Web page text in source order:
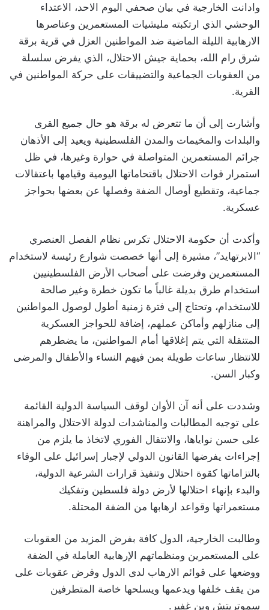
وادانت الخارجية في بيان صحفي اليوم الاحد، الاعتداء
الوحشي الذي ارتكبته مليشيات المستعمرين وعناصرها
الارهابية الليلة الماضية ضد المواطنين العزل في قرية برقة
شرق رام الله، بحماية جيش الاحتلال، الذي يفرض سلسلة
من العقوبات الجماعية والتضييقات على حركة المواطنين في
القرية.
وأشارت إلى أن ما تتعرض له برقة هو حال جميع القرى
والبلدات والمخيمات والمدن الفلسطينية ويعيد إلى الأذهان
جرائم المستعمرين المتواصلة في حوارة وغيرها، في ظل
استمرار قوات الاحتلال باقتحاماتها اليومية وقيامها باعتقالات
جماعية، وتقطيع أوصال الضفة وفصلها عن بعضها بحواجز
عسكرية.
وأكدت أن حكومة الاحتلال تكرس نظام الفصل العنصري
“الابرتهايد”، مشيرة إلى أنها خصصت شوارع رئيسة لاستخدام
المستعمرين وفرضت على أصحاب الأرض الفلسطينيين
استخدام طرق بديلة غالباً ما تكون خطرة وغير صالحة
للاستخدام، وتحتاج إلى فترة زمنية أطول لوصول المواطنين
إلى منازلهم وأماكن عملهم، إضافة للحواجز العسكرية
المتنقلة التي يتم إغلاقها أمام المواطنين، ما يضطرهم
للانتظار ساعات طويلة بمن فيهم النساء والأطفال والمرضى
وكبار السن.
وشددت على أنه آن الأوان لوقف السياسة الدولية القائمة
على توجيه المطالبات والمناشدات لدولة الاحتلال والمراهنة
على حسن نواياها، والانتقال الفوري لاتخاذ ما يلزم من
إجراءات يفرضها القانون الدولي لإجبار إسرائيل على الوفاء
بالتزاماتها كقوة احتلال وتنفيذ قرارات الشرعية الدولية،
والبدء بإنهاء احتلالها لأرض دولة فلسطين وتفكيك
مستعمراتها وقواعد ارهابها من الضفة المحتلة.
وطالبت الخارجية، الدول كافة بفرض المزيد من العقوبات
على المستعمرين ومنظماتهم الإرهابية العاملة في الضفة
ووضعها على قوائم الارهاب لدى الدول وفرض عقوبات على
من يقف خلفها ويدعمها ويسلحها خاصة المتطرفين
سموتريتش وبن غفير.